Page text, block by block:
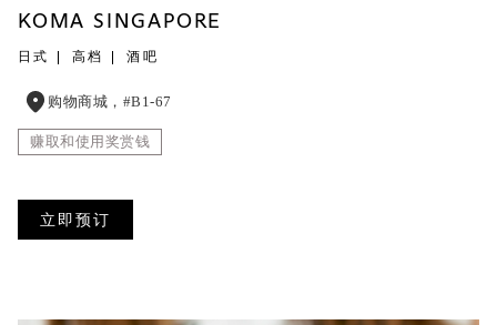
KOMA SINGAPORE
日式 高档 酒吧
购物商城，#B1-67
赚取和使用奖赏钱
立即预订